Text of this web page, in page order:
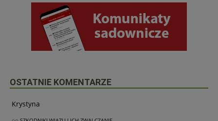
OSTATNIE KOMENTARZE
Krystyna